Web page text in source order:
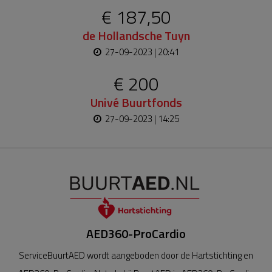
€ 187,50
de Hollandsche Tuyn
27-09-2023 | 20:41
€ 200
Univé Buurtfonds
27-09-2023 | 14:25
AED360-ProCardio
ServiceBuurtAED wordt aangeboden door de Hartstichting en